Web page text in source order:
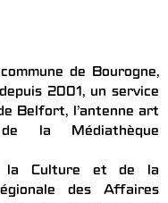
de Bourogne,
2001, un service
Belfort, l’antenne art
la Médiathèque
la Culture et de la
des Affaires